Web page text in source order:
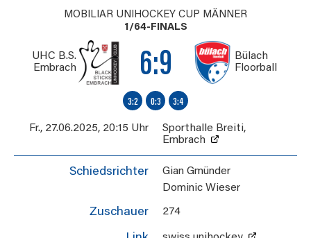
MOBILIAR UNIHOCKEY CUP MÄNNER
1/64-FINALS
UHC B.S.
Embrach
6:9
Bülach
Floorball
3:2 0:3 3:4
Fr., 27.06.2025, 20:15 Uhr Sporthalle Breiti,
Embrach
Schiedsrichter
Gian Gmünder
Dominic Wieser
Zuschauer 274